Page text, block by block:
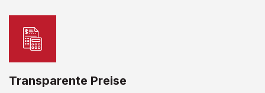
Transparente Preise